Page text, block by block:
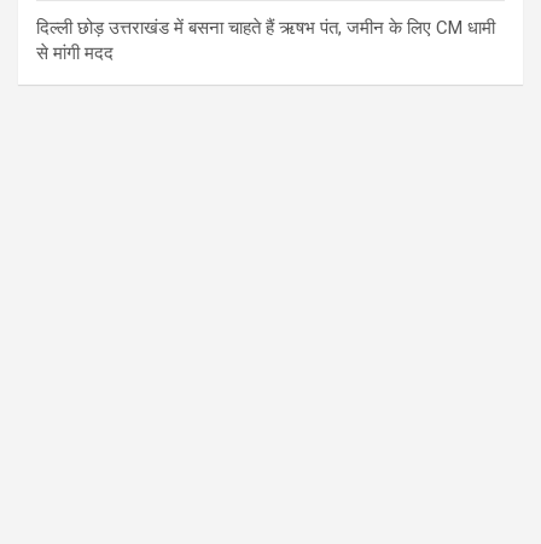
दिल्ली छोड़ उत्तराखंड में बसना चाहते हैं ऋषभ पंत, जमीन के लिए CM धामी
से मांगी मदद